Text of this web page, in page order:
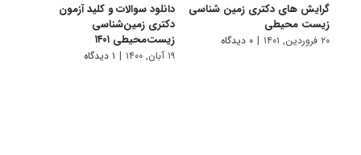
گرایش های دکتری زمین شناسی
زیست محیطی
۲۰ فروردین, ۱۴۰۱ | ۰ دیدگاه
دانلود سوالات و کلید آزمون
دکتری زمین‌شناسی
زیست‌محیطی ۱۴۰۱
۱۹ آبان, ۱۴۰۰ | ۱ دیدگاه